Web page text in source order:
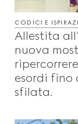
CODICI E
Allestita
nuova
esordi fino
sfilata.